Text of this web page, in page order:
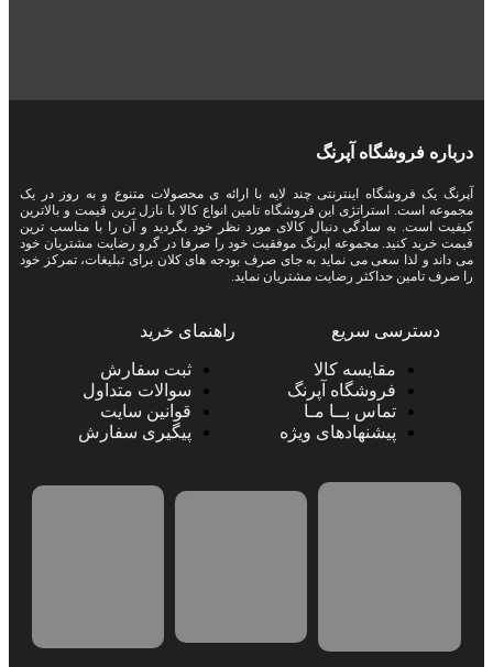
درباره فروشگاه آپرنگ
آپرنگ یک فروشگاه اینترنتی چند لایه با ارائه ی محصولات متنوع و به روز در یک
مجموعه است. استراتژی این فروشگاه تامین انواع کالا با نازل ترین قیمت و بالاترین
کیفیت است. به سادگی دنبال کالای مورد نظر خود بگردید و آن را با مناسب ترین
قیمت خرید کنید. مجموعه اپرنگ موفقیت خود را صرفا در گرو رضایت مشتریان خود
می داند و لذا سعی می نماید به جای صرف بودجه های کلان برای تبلیغات، تمرکز خود
را صرف تامین حداکثر رضایت مشتریان نماید‌.
دسترسی سریع
مقایسه کالا
فروشگاه آپرنگ
تماس بــا مـا
پیشنهادهای ویژه
راهنمای خرید
ثبت سفارش
سوالات متداول
قوانین سایت
پیگیری سفارش